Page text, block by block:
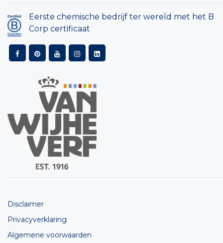
Eerste chemische bedrijf ter wereld met het B
Corp certificaat
Disclaimer
Privacyverklaring
Algemene voorwaarden